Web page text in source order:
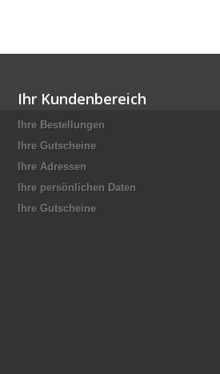
Ihr Kundenbereich
Ihre Bestellungen
Ihre Gutscheine
Ihre Adressen
Ihre persönlichen Daten
Ihre Gutscheine